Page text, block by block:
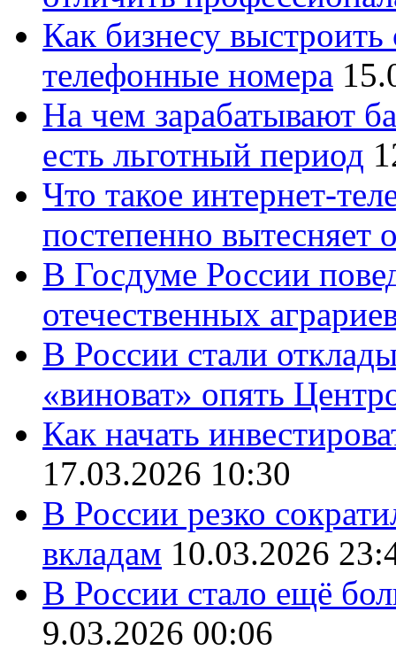
Как бизнесу
телефонные номера
На чем зарабатывают
есть льготный период
Что такое интернет-
постепенно вытесняет
В Госдуме России
отечественных
В России стали
«виноват» опять
Как начать
17.03.2026 10:30
В России резко
вкладам 10.03.2026
В России стало ещё
9.03.2026 00:06